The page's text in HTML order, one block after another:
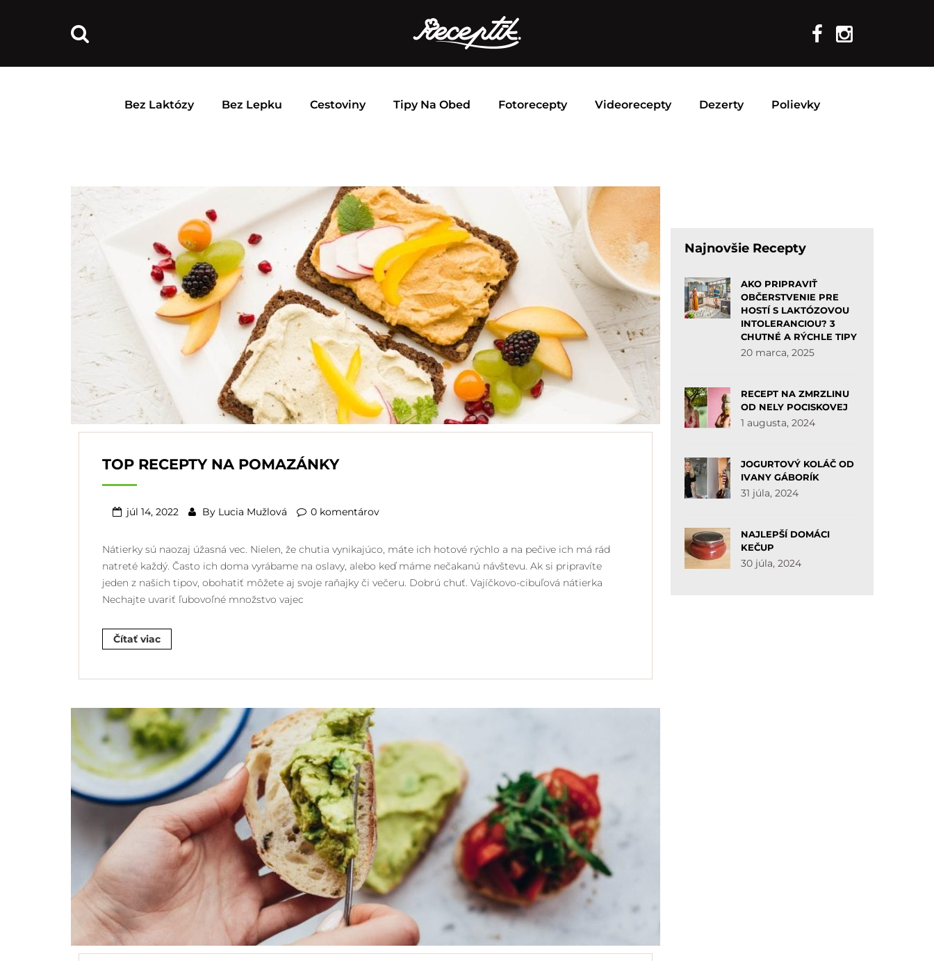
Bez Laktózy Bez Lepku Cestoviny Tipy Na Obed Fotorecepty Videorecepty Dezerty Polievky
TOP RECEPTY NA POMAZÁNKY
júl 14, 2022 By Lucia Mužlová 0 komentárov
Nátierky sú naozaj úžasná vec. Nielen, že chutia vynikajúco, máte ich hotové rýchlo a na pečive ich má rád
natreté každý. Často ich doma vyrábame na oslavy, alebo keď máme nečakanú návštevu. Ak si pripravíte
jeden z našich tipov, obohatiť môžete aj svoje raňajky či večeru. Dobrú chuť. Vajíčkovo-cibuľová nátierka
Nechajte uvariť ľubovoľné množstvo vajec
Čítať viac
Najnovšie Recepty
AKO PRIPRAVIŤ
OBČERSTVENIE PRE
HOSTÍ S LAKTÓZOVOU
INTOLERANCIOU? 3
CHUTNÉ A RÝCHLE TIPY
20 marca, 2025
RECEPT NA ZMRZLINU
OD NELY POCISKOVEJ
1 augusta, 2024
JOGURTOVÝ KOLÁČ OD
IVANY GÁBORÍK
31 júla, 2024
NAJLEPŠÍ DOMÁCI
KEČUP
30 júla, 2024